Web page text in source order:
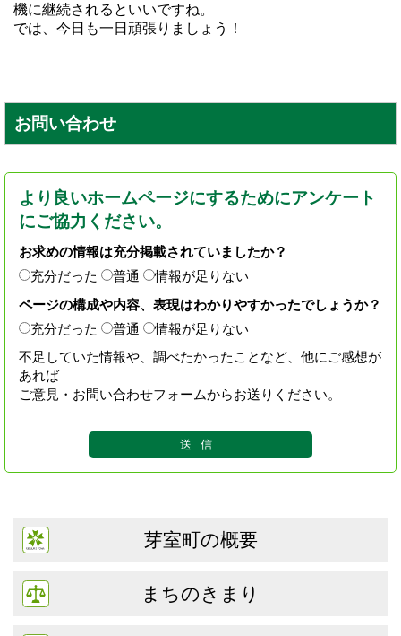
機に継続されるといいですね。
では、今日も一日頑張りましょう！
お問い合わせ
より良いホームページにするためにアンケート
にご協力ください。
お求めの情報は充分掲載されていましたか？
充分だった
普通
情報が足りない
ページの構成や内容、表現はわかりやすかったでしょうか？
充分だった
普通
情報が足りない
不足していた情報や、調べたかったことなど、他にご感想が
あれば
ご意見・お問い合わせフォームからお送りください。
芽室町の概要
まちのきまり